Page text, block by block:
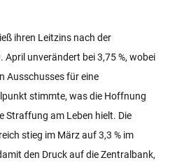
ihren Leitzins nach der
unverändert bei 3,75 %, wobei
Ausschusses für eine
stimmte, was die Hoffnung
Straffung am Leben hielt. Die
stieg im März auf 3,3 % im
den Druck auf die Zentralbank,